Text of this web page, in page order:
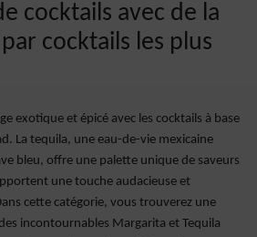
cocktails avec de la
cocktails les plus
exotique et épicé avec les cocktails à base
La tequila, une eau-de-vie mexicaine
bleu, offre une palette unique de saveurs
une touche audacieuse et
cette catégorie, vous trouverez une
incontournables Margarita et Tequila